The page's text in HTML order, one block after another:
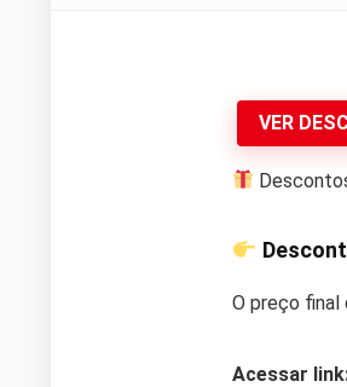
VER
O preço final
Acessar